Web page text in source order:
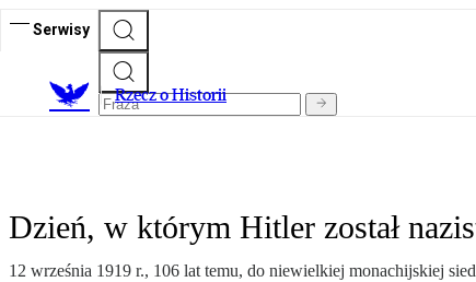
Serwisy
Rzecz o Historii
Dzień, w którym Hitler został
12 września 1919 r., 106 lat temu, do niewielkiej monachijskiej